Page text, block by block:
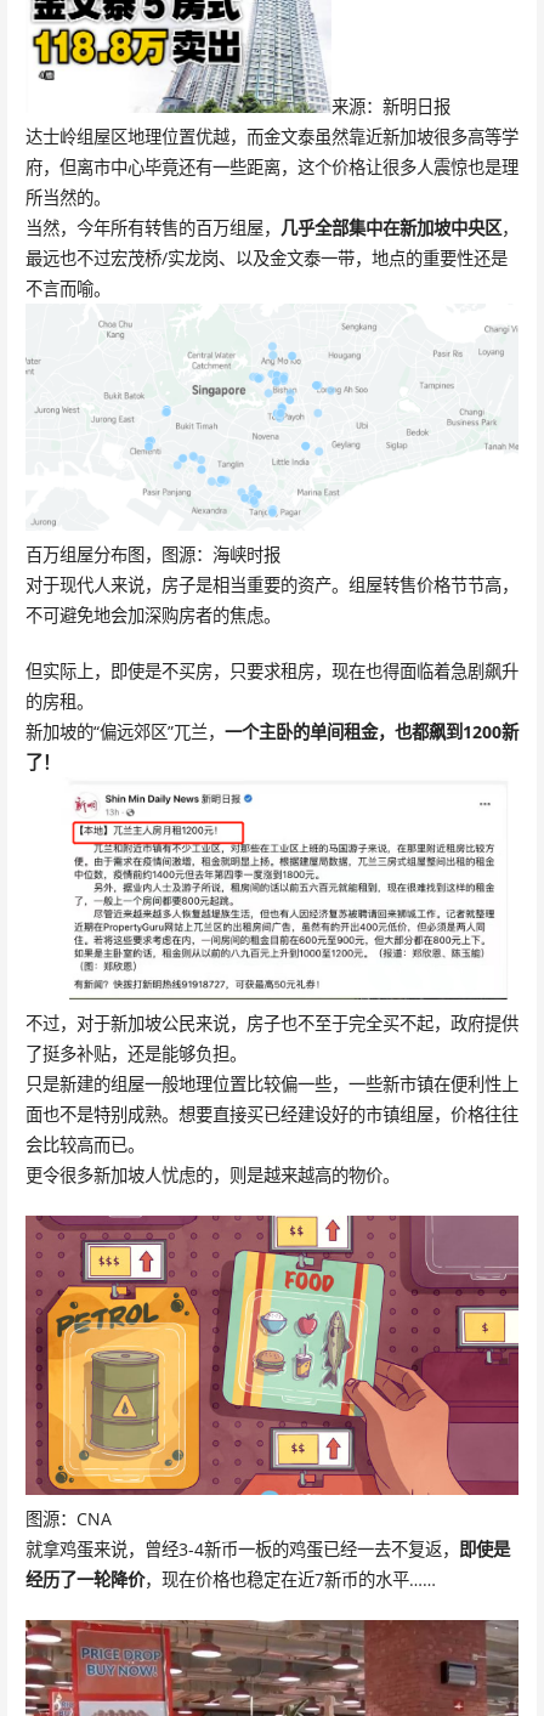
来源：新明日报
达士岭组屋区地理位置优越，而金文泰虽然靠近新加坡很多高等学
府，但离市中心毕竟还有一些距离，这个价格让很多人震惊也是理
所当然的。
当然，今年所有转售的百万组屋， 几乎全部集中在新加坡中央区，
最远也不过宏茂桥/实龙岗、以及金文泰一带，地点的重要性还是
不言而喻。
百万组屋分布图，图源：海峡时报
对于现代人来说，房子是相当重要的资产。组屋转售价格节节高，
不可避免地会加深购房者的焦虑。
但实际上，即使是不买房，只要求租房，现在也得面临着急剧飙升
的房租。
新加坡的“偏远郊区”兀兰， 一个主卧的单间租金，也都飙到1200新
了！
不过，对于新加坡公民来说，房子也不至于完全买不起，政府提供
了挺多补贴，还是能够负担。
只是新建的组屋一般地理位置比较偏一些，一些新市镇在便利性上
面也不是特别成熟。想要直接买已经建设好的市镇组屋，价格往往
会比较高而已。
更令很多新加坡人忧虑的，则是越来越高的物价。
图源：CNA
就拿鸡蛋来说，曾经3-4新币一板的鸡蛋已经一去不复返， 即使是
经历了一轮降价，现在价格也稳定在近7新币的水平……